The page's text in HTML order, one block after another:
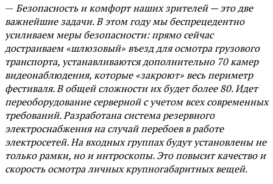
— Безопасность и комфорт наших зрителей — это две
важнейшие задачи. В этом году мы беспрецедентно
усиливаем меры безопасности: прямо сейчас
достраиваем «шлюзовый» въезд для осмотра грузового
транспорта, устанавливаются дополнительно 70 камер
видеонаблюдения, которые «закроют» весь периметр
фестиваля. В общей сложности их будет более 80. Идет
переоборудование серверной с учетом всех современных
требований. Разработана система резервного
электроснабжения на случай перебоев в работе
электросетей. На входных группах будут установлены не
только рамки, но и интроскопы. Это повысит качество и
скорость осмотра личных крупногабаритных вещей.